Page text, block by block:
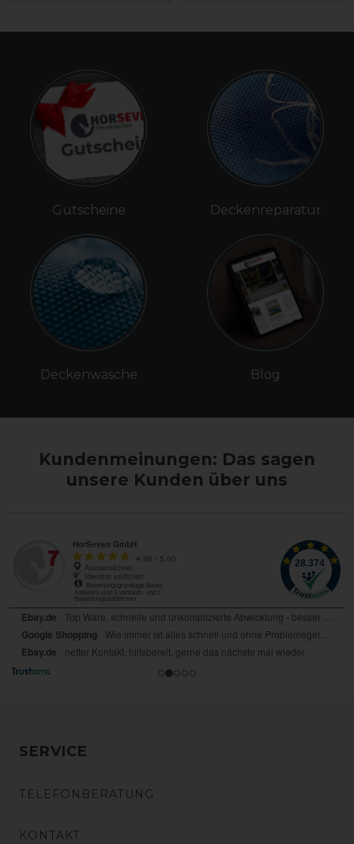
Gutscheine
Deckenwäsche
Deckenreparatur
Blog
Kundenmeinungen: Das sagen
unsere Kunden über uns
SERVICE
TELEFONBERATUNG
KONTAKT